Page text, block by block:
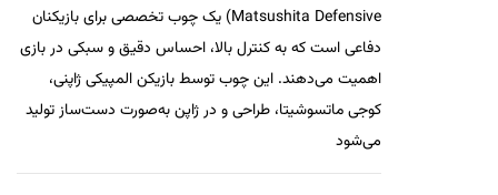
Matsushita Defensive) یک چوب تخصصی برای بازیکنان
دفاعی است که به کنترل بالا، احساس دقیق و سبکی در بازی
اهمیت می‌دهند. این چوب توسط بازیکن المپیکی ژاپنی،
کوجی ماتسوشیتا، طراحی و در ژاپن به‌صورت دست‌ساز تولید
می‌شود